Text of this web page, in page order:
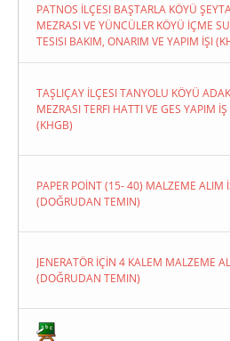
PATNOS İLÇESI BAŞTARLA KÖYÜ
MEZRASI VE YÜNCÜLER KÖYÜ İÇME
TESISI BAKIM, ONARIM VE YAPIM İŞI
TAŞLIÇAY İLÇESI TANYOLU KÖYÜ
MEZRASI TERFI HATTI VE GES YAPIM İŞ
(KHGB)
PAPER POİNT (15- 40) MALZEME ALIM
(DOĞRUDAN TEMIN)
JENERATÖR İÇİN 4 KALEM MALZEME
(DOĞRUDAN TEMIN)